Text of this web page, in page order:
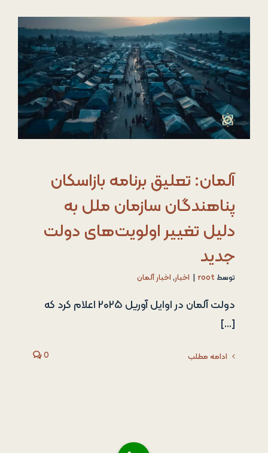
آلمان: تعلیق برنامه بازاسکان
پناهندگان سازمان ملل به
دلیل تغییر اولویت‌های دولت
جدید
توسط root اخبار, اخبار آلمان
دولت آلمان در اوایل آوریل ۲۰۲۵ اعلام کرد که
[...]
ادامه مطلب 0